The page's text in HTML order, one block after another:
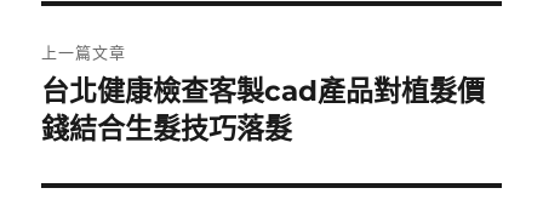
章
導
覽
上一篇文章
上
一
文
台北健康檢查客製cad產品對植髮價
錢結合生髮技巧落髮